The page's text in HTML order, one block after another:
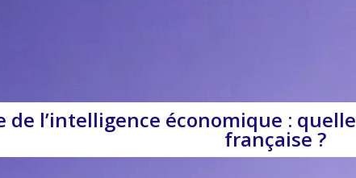
l’intelligence économique :
française ?